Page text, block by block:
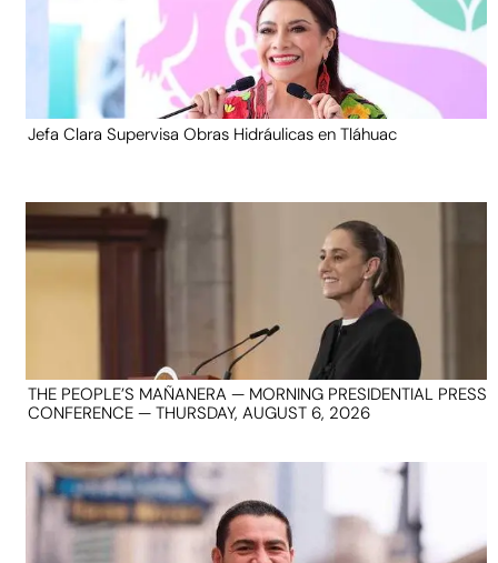
Jefa Clara Supervisa Obras Hidráulicas en Tláhuac
THE PEOPLE’S MAÑANERA — MORNING PRESIDENTIAL PRESS
CONFERENCE — THURSDAY, AUGUST 6, 2026